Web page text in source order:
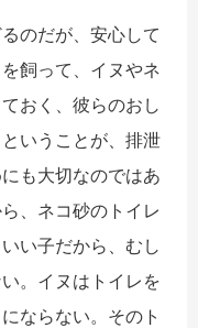
のだが、安心して
飼って、イヌやネ
おく、彼らのおし
いうことが、排泄
も大切なのではあ
、ネコ砂のトイレ
い子だから、むし
。イヌはトイレを
ならない。そのト